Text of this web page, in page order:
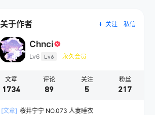
关于作者 关注 私信
Chnci
Lv6 Lv6 永久会员
文章
1734
评论
89
关注
5
粉丝
217
[文章] 桜井宁宁 NO.073 人妻睡衣